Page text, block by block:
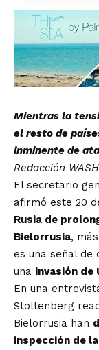
Mientras la
el resto de
inminente de
Redacción
El secretario
afirmó este 20
Rusia de
Bielorrusia,
es una señal de
una invasión de
En una
Stoltenberg
Bielorrusia han
inspección de